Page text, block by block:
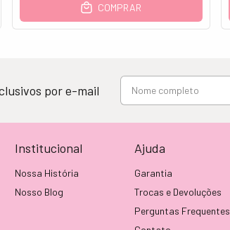
COMPRAR
por e-mail
Institucional
Nossa História
Nosso Blog
Ajuda
Garantia
Trocas e Devoluções
Perguntas Frequentes